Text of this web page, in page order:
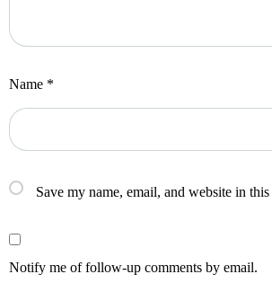
Name *
Save my name, email, and website in
Notify me of follow-up comments by email.